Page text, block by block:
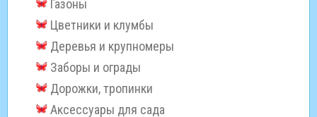
Газоны
Цветники и клумбы
Деревья и крупномеры
Заборы и ограды
Дорожки, тропинки
Аксессуары для сада